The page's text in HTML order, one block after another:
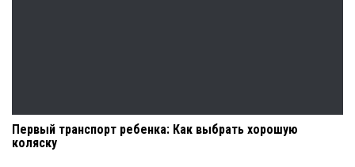
Первый транспорт ребенка: Как выбрать хорошую
коляску